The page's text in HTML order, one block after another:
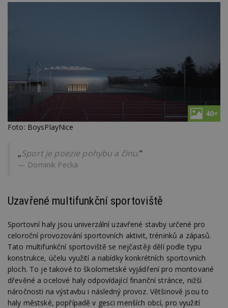
40×
Foto: BoysPlayNice
„Sport je poezie pohybu a činu.“
Dominik Pecka
Uzavřené multifunkční sportoviště
Sportovní haly jsou univerzální uzavřené stavby určené pro
celoroční provozování sportovních aktivit, tréninků a zápasů.
Tato multifunkční sportoviště se nejčastěji dělí podle typu
konstrukce, účelu využití a nabídky konkrétních sportovních
ploch. To je takové to školometské vyjádření pro montované
dřevěné a ocelové haly odpovídající finanční stránce, nižší
náročnosti na výstavbu i následný provoz. Většinově jsou to
haly městské, popřípadě v gesci menších obcí, pro využití